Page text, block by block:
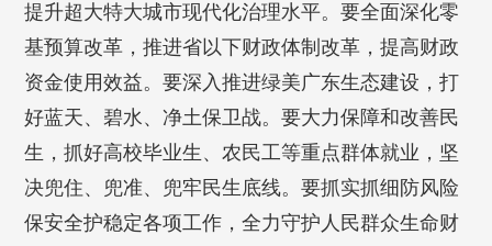
提升超大特大城市现代化治理水平。要全面深化零
基预算改革，推进省以下财政体制改革，提高财政
资金使用效益。要深入推进绿美广东生态建设，打
好蓝天、碧水、净土保卫战。要大力保障和改善民
生，抓好高校毕业生、农民工等重点群体就业，坚
决兜住、兜准、兜牢民生底线。要抓实抓细防风险
保安全护稳定各项工作，全力守护人民群众生命财